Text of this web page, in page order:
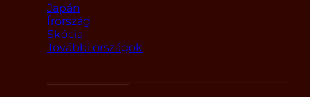
Japán
Írország
Skócia
További országok